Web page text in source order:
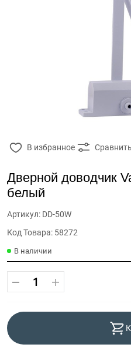
В избранное Сравнить
Дверной доводчик
белый
Артикул: DD-50W
Код Товара: 58272
В наличии